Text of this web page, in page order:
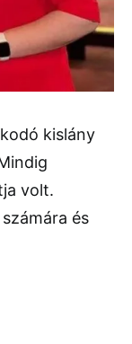
kislány
volt.
és